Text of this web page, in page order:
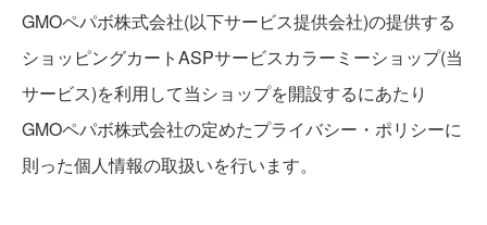
GMOペパボ株式会社(以下サービス提供会社)の提供する
ショッピングカートASPサービスカラーミーショップ(当
サービス)を利用して当ショップを開設するにあたり
GMOペパボ株式会社の定めたプライバシー・ポリシーに
則った個人情報の取扱いを行います。